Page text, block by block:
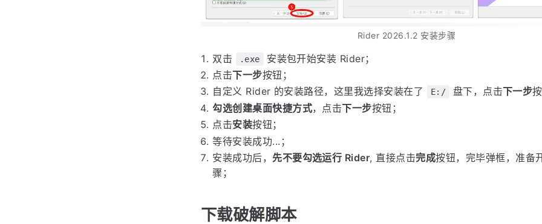
点击下一步按钮；